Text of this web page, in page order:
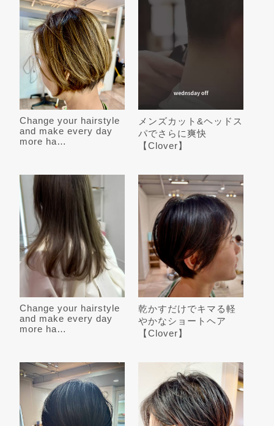
Change your hairstyle
and make every day
more ha…
メンズカット&ヘッドス
パでさらに爽快
【Clover】
Change your hairstyle
and make every day
more ha…
乾かすだけでキマる軽
やかなショートヘア
【Clover】